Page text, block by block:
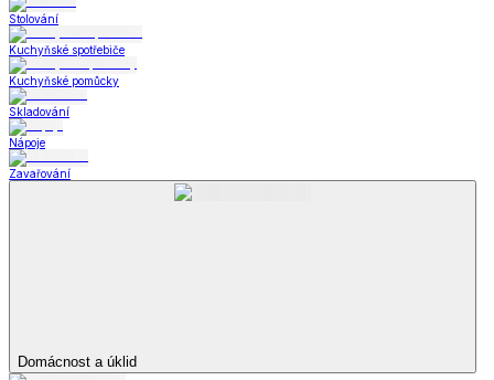
Stolování
Kuchyňské spotřebiče
Kuchyňské pomůcky
Skladování
Nápoje
Zavařování
Domácnost a úklid